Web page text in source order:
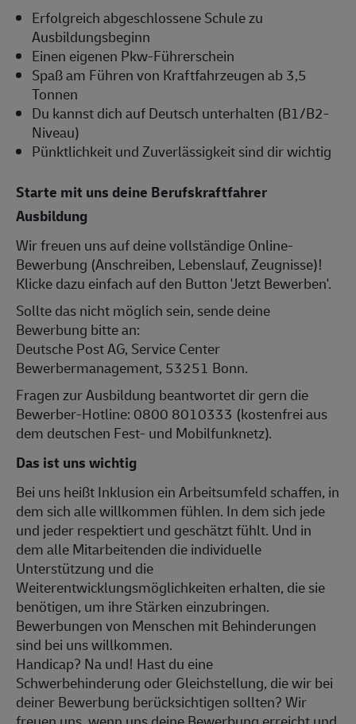
Erfolgreich abgeschlossene Schule zu
Ausbildungsbeginn
Einen eigenen Pkw-Führerschein
Spaß am Führen von Kraftfahrzeugen ab 3,5
Tonnen
Du kannst dich auf Deutsch unterhalten (B1/B2-
Niveau)
Pünktlichkeit und Zuverlässigkeit sind dir wichtig
Starte mit uns deine Berufskraftfahrer
Ausbildung
Wir freuen uns auf deine vollständige Online-
Bewerbung (Anschreiben, Lebenslauf, Zeugnisse)!
Klicke dazu einfach auf den Button 'Jetzt Bewerben'.
Sollte das nicht möglich sein, sende deine
Bewerbung bitte an:
Deutsche Post AG, Service Center
Bewerbermanagement, 53251 Bonn.
Fragen zur Ausbildung beantwortet dir gern die
Bewerber-Hotline: 0800 8010333 (kostenfrei aus
dem deutschen Fest- und Mobilfunknetz).
Das ist uns wichtig
Bei uns heißt Inklusion ein Arbeitsumfeld schaffen, in
dem sich alle willkommen fühlen. In dem sich jede
und jeder respektiert und geschätzt fühlt. Und in
dem alle Mitarbeitenden die individuelle
Unterstützung und die
Weiterentwicklungsmöglichkeiten erhalten, die sie
benötigen, um ihre Stärken einzubringen.
Bewerbungen von Menschen mit Behinderungen
sind bei uns willkommen.
Handicap? Na und! Hast du eine
Schwerbehinderung oder Gleichstellung, die wir bei
deiner Bewerbung berücksichtigen sollten? Wir